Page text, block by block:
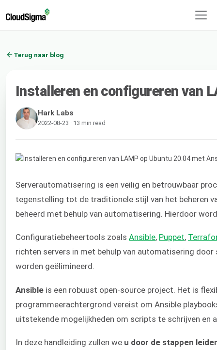
Terug naar blog
Installeren en configureren van
Hark Labs
2022-08-23 · 13 min read
Serverautomatisering is een veilig en betrouwbaar
tegenstelling tot de traditionele stijl van het beheren
beheerd met behulp van automatisering. Hierdoor
Configuratiebeheertools zoals Ansible, Puppet,
richten servers in met behulp van automatisering
worden geëlimineerd.
Ansible is een robuust open-source project. Het is
programmeerachtergrond vereist om Ansible
uitstekende mogelijkheden om scripts te schrijven en
In deze handleiding zullen we u door de stappen